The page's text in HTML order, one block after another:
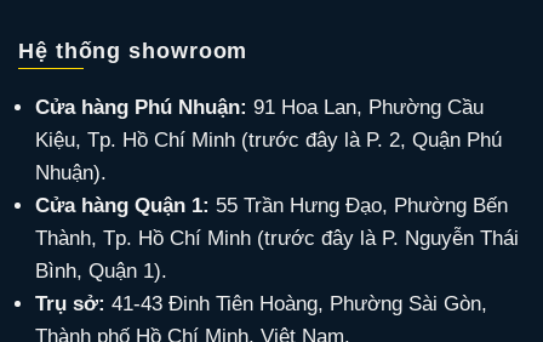
Hệ thống showroom
Cửa hàng Phú Nhuận: 91 Hoa Lan, Phường Cầu
Kiệu, Tp. Hồ Chí Minh (trước đây là P. 2, Quận Phú
Nhuận).
Cửa hàng Quận 1: 55 Trần Hưng Đạo, Phường Bến
Thành, Tp. Hồ Chí Minh (trước đây là P. Nguyễn Thái
Bình, Quận 1).
Trụ sở: 41-43 Đinh Tiên Hoàng, Phường Sài Gòn,
Thành phố Hồ Chí Minh, Việt Nam.